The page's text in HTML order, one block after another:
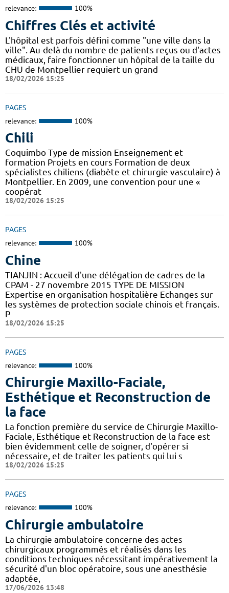
relevance: 100%
Chiffres Clés et activité
L'hôpital est parfois défini comme "une ville dans la
ville". Au-delà du nombre de patients reçus ou d'actes
médicaux, faire fonctionner un hôpital de la taille du
CHU de Montpellier requiert un grand
18/02/2026 15:25
PAGES
relevance: 100%
Chili
Coquimbo Type de mission Enseignement et
formation Projets en cours Formation de deux
spécialistes chiliens (diabète et chirurgie vasculaire) à
Montpellier. En 2009, une convention pour une «
coopérat
18/02/2026 15:25
PAGES
relevance: 100%
Chine
TIANJIN : Accueil d'une délégation de cadres de la
CPAM - 27 novembre 2015 TYPE DE MISSION
Expertise en organisation hospitalière Echanges sur
les systèmes de protection sociale chinois et français.
P
18/02/2026 15:25
PAGES
relevance: 100%
Chirurgie Maxillo-Faciale,
Esthétique et Reconstruction de
la face
La fonction première du service de Chirurgie Maxillo-
Faciale, Esthétique et Reconstruction de la face est
bien évidemment celle de soigner, d'opérer si
nécessaire, et de traiter les patients qui lui s
18/02/2026 15:25
PAGES
relevance: 100%
Chirurgie ambulatoire
La chirurgie ambulatoire concerne des actes
chirurgicaux programmés et réalisés dans les
conditions techniques nécessitant impérativement la
sécurité d'un bloc opératoire, sous une anesthésie
adaptée,
17/06/2026 13:48